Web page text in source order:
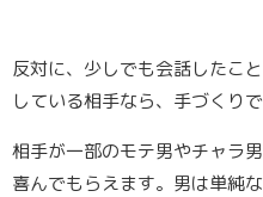
反対に、少しでも会話したこ
している相手なら、手づくり
相手が一部のモテ男やチャラ
喜んでもらえます。男は単純